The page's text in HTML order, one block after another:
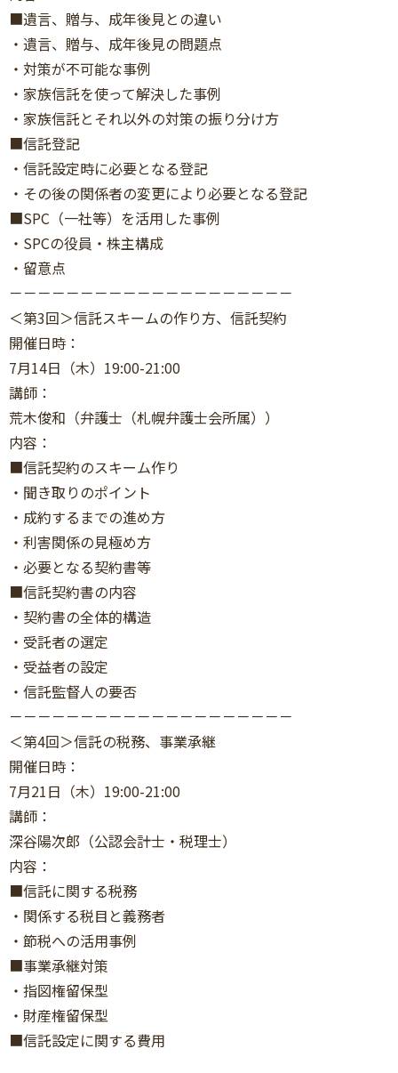
■遺言、贈与、成年後見との違い
・遺言、贈与、成年後見の問題点
・対策が不可能な事例
・家族信託を使って解決した事例
・家族信託とそれ以外の対策の振り分け方
■信託登記
・信託設定時に必要となる登記
・その後の関係者の変更により必要となる登記
■SPC（一社等）を活用した事例
・SPCの役員・株主構成
・留意点
－－－－－－－－－－－－－－－－－－－－
＜第3回＞信託スキームの作り方、信託契約
開催日時：
7月14日（木）19:00-21:00
講師：
荒木俊和（弁護士（札幌弁護士会所属））
内容：
■信託契約のスキーム作り
・聞き取りのポイント
・成約するまでの進め方
・利害関係の見極め方
・必要となる契約書等
■信託契約書の内容
・契約書の全体的構造
・受託者の選定
・受益者の設定
・信託監督人の要否
－－－－－－－－－－－－－－－－－－－－
＜第4回＞信託の税務、事業承継
開催日時：
7月21日（木）19:00-21:00
講師：
深谷陽次郎（公認会計士・税理士）
内容：
■信託に関する税務
・関係する税目と義務者
・節税への活用事例
■事業承継対策
・指図権留保型
・財産権留保型
■信託設定に関する費用